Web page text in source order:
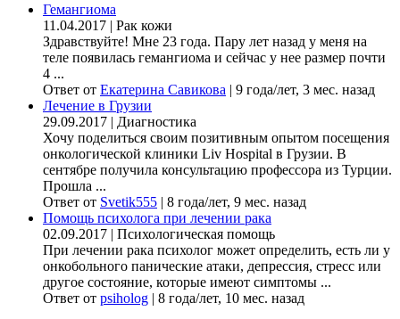
Гемангиома
11.04.2017 | Рак кожи
Здравствуйте! Мне 23 года. Пару лет назад у меня на
теле появилась гемангиома и сейчас у нее размер почти
4 ...
Ответ от Екатерина Савикова | 9 года/лет, 3 мес. назад
Лечение в Грузии
29.09.2017 | Диагностика
Хочу поделиться своим позитивным опытом посещения
онкологической клиники Liv Hospital в Грузии. В
сентябре получила консультацию профессора из Турции.
Прошла ...
Ответ от Svetik555 | 8 года/лет, 9 мес. назад
Помощь психолога при лечении рака
02.09.2017 | Психологическая помощь
При лечении рака психолог может определить, есть ли у
онкобольного панические атаки, депрессия, стресс или
другое состояние, которые имеют симптомы ...
Ответ от psiholog | 8 года/лет, 10 мес. назад